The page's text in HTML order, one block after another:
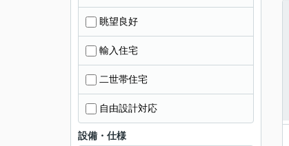
眺望良好
輸入住宅
二世帯住宅
自由設計対応
設備・仕様